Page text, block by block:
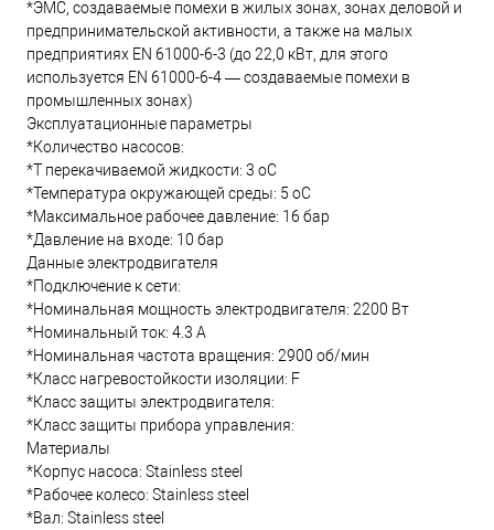
*ЭМС, создаваемые помехи в жилых зонах, зонах деловой и
предпринимательской активности, а также на малых
предприятиях EN 61000-6-3 (до 22,0 кВт, для этого
используется EN 61000-6-4 — создаваемые помехи в
промышленных зонах)
Эксплуатационные параметры
*Количество насосов:
*T перекачиваемой жидкости: 3 oC
*Температура окружающей среды: 5 oC
*Максимальное рабочее давление: 16 бар
*Давление на входе: 10 бар
Данные электродвигателя
*Подключение к сети:
*Номинальная мощность электродвигателя: 2200 Вт
*Номинальный ток: 4.3 А
*Номинальная частота вращения: 2900 об/мин
*Класс нагревостойкости изоляции: F
*Класс защиты электродвигателя:
*Класс защиты прибора управления:
Материалы
*Корпус насоса: Stainless steel
*Рабочее колесо: Stainless steel
*Вал: Stainless steel